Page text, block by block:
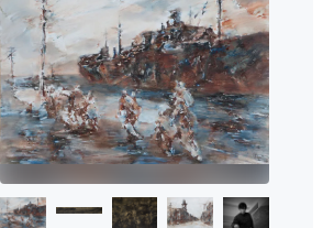
アート・写真
テクノロジー・ガジェット
映像・映画
ビジネス・起業